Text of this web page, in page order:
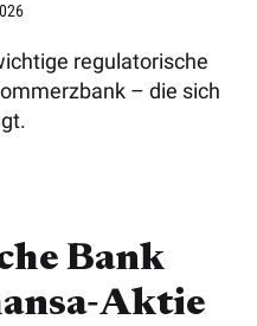
regulatorische
– die sich
Bank